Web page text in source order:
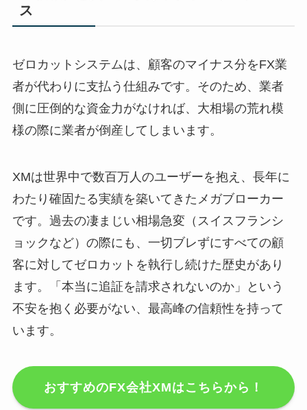
ス
ゼロカットシステムは、顧客のマイナス分をFX業
者が代わりに支払う仕組みです。そのため、業者
側に圧倒的な資金力がなければ、大相場の荒れ模
様の際に業者が倒産してしまいます。
XMは世界中で数百万人のユーザーを抱え、長年に
わたり確固たる実績を築いてきたメガブローカー
です。過去の凄まじい相場急変（スイスフランシ
ョックなど）の際にも、一切ブレずにすべての顧
客に対してゼロカットを執行し続けた歴史があり
ます。「本当に追証を請求されないのか」という
不安を抱く必要がない、最高峰の信頼性を持って
います。
おすすめのFX会社XMはこちらから！